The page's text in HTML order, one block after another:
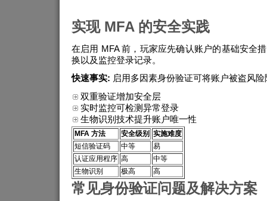
实现 MFA 的安全实践
在启用 MFA 前，玩家应先确认账户的基础安全
换以及监控登录记录。
快速事实: 启用多因素身份验证可将账户被盗风
双重验证增加安全层
实时监控可检测异常登录
生物识别技术提升账户唯一性
MFA 方法 安全级别
实施难度
短信验证码
中等
易
认证应用程序 高
中等
生物识别
极高 高
常见身份验证问题及解决方案